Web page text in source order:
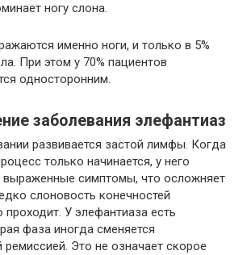
ногу слона.
именно ноги, и только в 5%
При этом у 70% пациентов
односторонним.
заболевания элефантиаз
развивается застой лимфы. Когда
только начинается, у него
выраженные симптомы, что осложняет
слоновость конечностей
У элефантиаза есть
фаза иногда сменяется
Это не означает скорое